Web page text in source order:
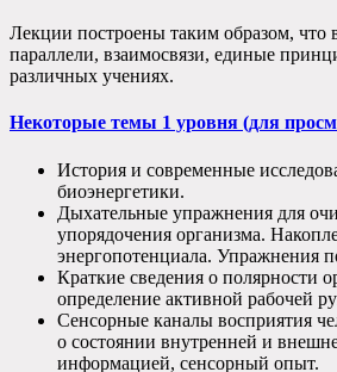
Лекции построены таким образом, что
параллели, взаимосвязи, единые
различных учениях.
Некоторые темы 1 уровня (для
История и современные
биоэнергетики.
Дыхательные упражнения для
упорядочения организма.
энергопотенциала. Упражнения
Краткие сведения о полярности
определение активной рабочей
Сенсорные каналы восприятия
о состоянии внутренней и
информацией, сенсорный опыт.